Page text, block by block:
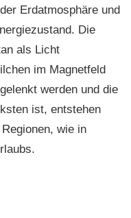
Erdatmosphäre und
Die
als Licht
im Magnetfeld
werden und die
ist, entstehen
wie in